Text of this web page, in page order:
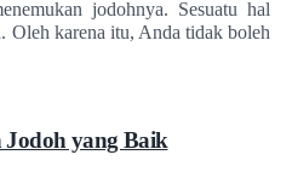
jodohnya. Sesuatu hal
Oleh karena itu, Anda tidak boleh
yang Baik